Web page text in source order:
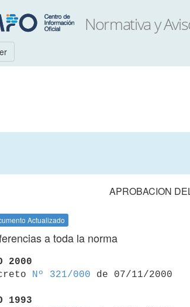
APROBACION
Actualizado
a toda la norma
2000
Nº 321/000 de 07/11/2000
1993